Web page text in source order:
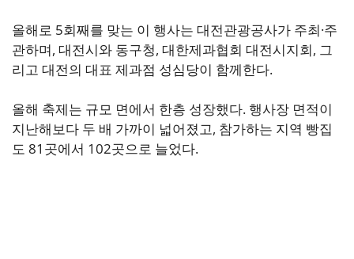
올해로 5회째를 맞는 이 행사는 대전관광공사가 주최·주
관하며, 대전시와 동구청, 대한제과협회 대전시지회, 그
리고 대전의 대표 제과점 성심당이 함께한다.
올해 축제는 규모 면에서 한층 성장했다. 행사장 면적이
지난해보다 두 배 가까이 넓어졌고, 참가하는 지역 빵집
도 81곳에서 102곳으로 늘었다.